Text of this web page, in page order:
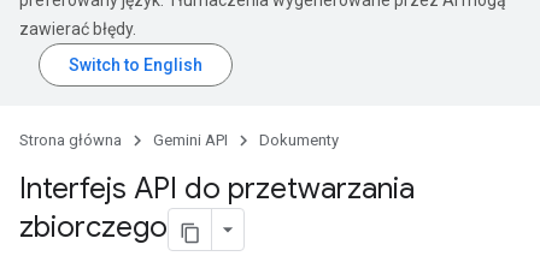
zawierać błędy.
Strona główna Gemini API Dokumenty
Interfejs API do przetwarzania
zbiorczego